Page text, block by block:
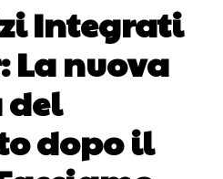
Integrati
La nuova
dopo il